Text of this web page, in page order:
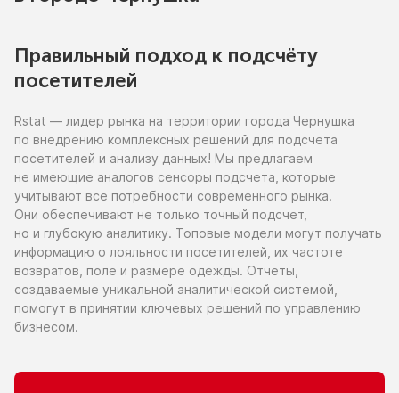
Правильный подход к подсчёту
посетителей
Rstat — лидер рынка на территории города Чернушка
по внедрению комплексных решений для подсчета
посетителей и анализу данных! Мы предлагаем
не имеющие аналогов сенсоры подсчета, которые
учитывают все потребности современного рынка.
Они обеспечивают не только точный подсчет,
но и глубокую аналитику. Топовые модели могут получать
информацию о лояльности посетителей, их частоте
возвратов, поле и размере одежды. Отчеты,
создаваемые уникальной аналитической системой,
помогут в принятии ключевых решений по управлению
бизнесом.